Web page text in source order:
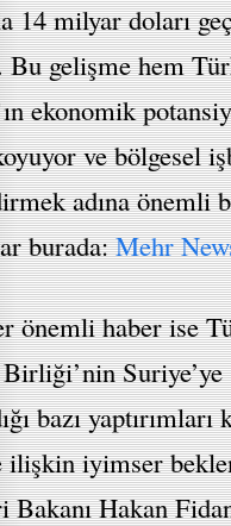
14 milyar doları
gelişme hem
ekonomik
ve bölgesel
adına önemli
burada:Mehr
önemli haber ise
Suriye’ye
bazı yaptırımları
ilişkin iyimser
Bakanı Hakan